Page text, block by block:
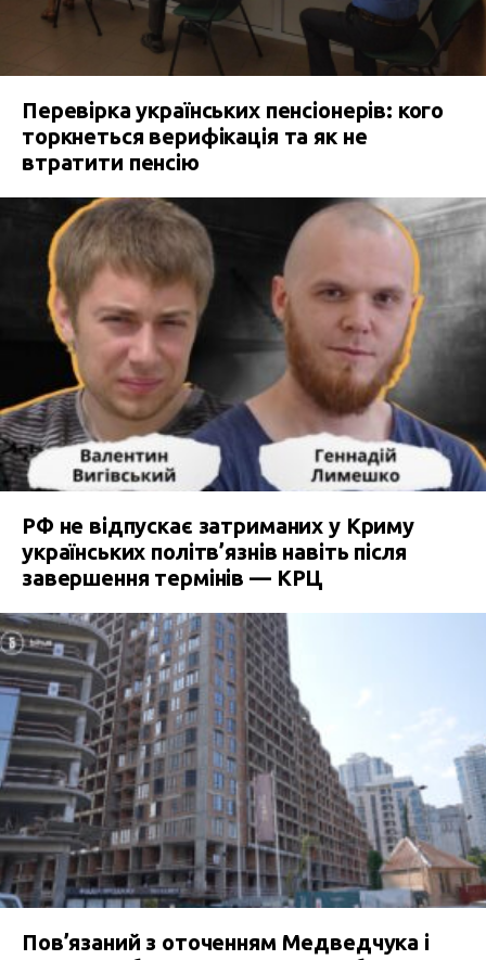
Перевірка українських пенсіонерів: кого
торкнеться верифікація та як не
втратити пенсію
РФ не відпускає затриманих у Криму
українських політв’язнів навіть після
завершення термінів — КРЦ
Пов’язаний з оточенням Медведчука і